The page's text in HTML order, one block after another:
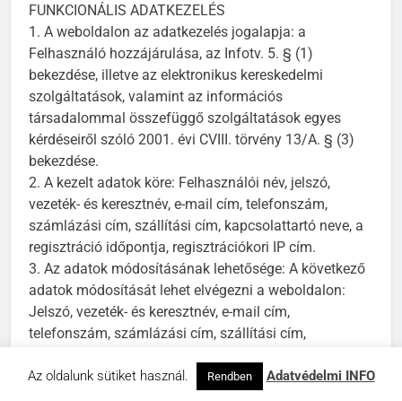
FUNKCIONÁLIS ADATKEZELÉS
1. A weboldalon az adatkezelés jogalapja: a
Felhasználó hozzájárulása, az Infotv. 5. § (1)
bekezdése, illetve az elektronikus kereskedelmi
szolgáltatások, valamint az információs
társadalommal összefüggő szolgáltatások egyes
kérdéseiről szóló 2001. évi CVIII. törvény 13/A. § (3)
bekezdése.
2. A kezelt adatok köre: Felhasználói név, jelszó,
vezeték- és keresztnév, e-mail cím, telefonszám,
számlázási cím, szállítási cím, kapcsolattartó neve, a
regisztráció időpontja, regisztrációkori IP cím.
3. Az adatok módosításának lehetősége: A következő
adatok módosítását lehet elvégezni a weboldalon:
Jelszó, vezeték- és keresztnév, e-mail cím,
telefonszám, számlázási cím, szállítási cím,
4. Az adatok törlésének határideje: A regisztráció
Az oldalunk sütiket használ. Rendben Adatvédelmi INFO